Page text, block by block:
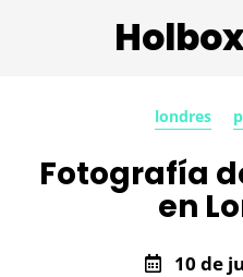
londres
Fotografía
en
10 de